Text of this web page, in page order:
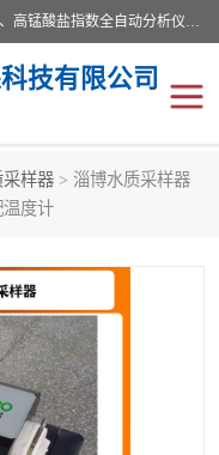
青岛路博环保公司主营：低浓度烟尘烟气分析仪、高锰酸盐指数全自动分析仪、便携式超声波明渠流量计、便携式水质采样器、恒温恒湿称重系统、手持式油烟检测仪等;是一家集环保科研、设计、生产、维护、销售和系统集成为一体的综合性高科技企业。路博人秉承"科学技术是第一生产力的重要理念，倡导环境友好型的生产、生活和消费方式。
技有限公司
样器 > 淄博水质采样器
度计
检测仪
式油烟检测仪
英采集器
8110降水降尘采样器
7035油气回收